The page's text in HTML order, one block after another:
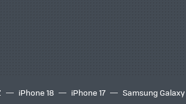
iPhone 18 iPhone 17 Samsung Galaxy